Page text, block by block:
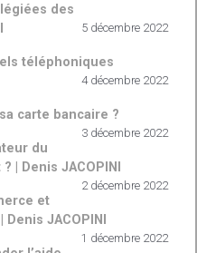
des
5 décembre 2022
téléphoniques
4 décembre 2022
carte bancaire ?
3 décembre 2022
du
| Denis JACOPINI
2 décembre 2022
et
JACOPINI
1 décembre 2022